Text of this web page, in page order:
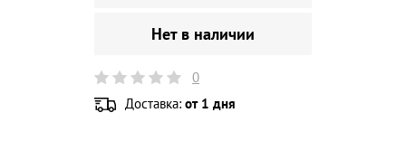
Нет в наличии
0
Доставка: от 1 дня